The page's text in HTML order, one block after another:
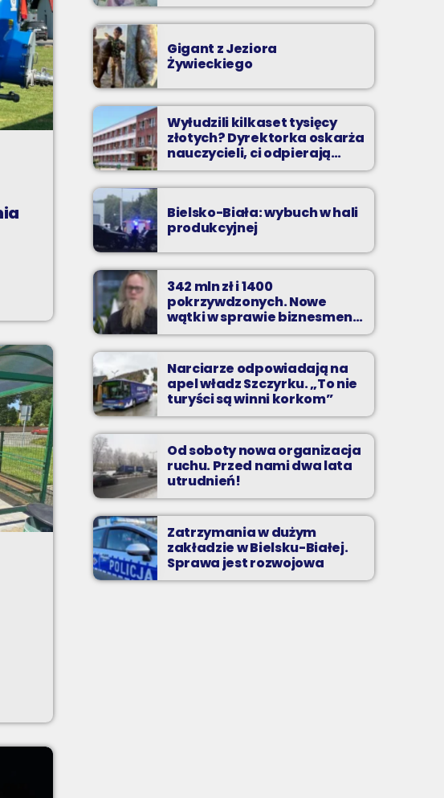
Gigant z Jeziora
Żywieckiego
Wyłudzili kilkaset tysięcy
złotych? Dyrektorka oskarża
nauczycieli, ci odpierają
zarzuty
Bielsko-Biała: wybuch w hali
produkcyjnej
342 mln zł i 1400
pokrzywdzonych. Nowe
wątki w sprawie biznesmena
z Bielska-Białej
Narciarze odpowiadają na
apel władz Szczyrku. „To nie
turyści są winni korkom”
Od soboty nowa organizacja
ruchu. Przed nami dwa lata
utrudnień!
Zatrzymania w dużym
zakładzie w Bielsku-Białej.
Sprawa jest rozwojowa